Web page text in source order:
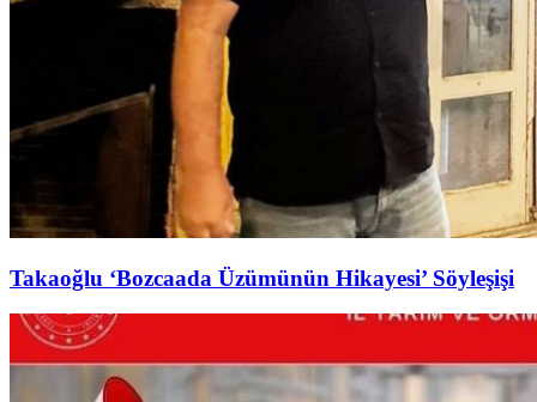
Takaoğlu ‘Bozcaada Üzümünün Hikayesi’ Söyleşişi